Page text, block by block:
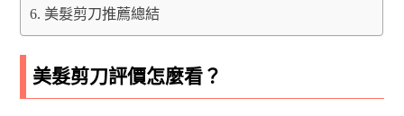
美髮剪刀推薦總結
美髮剪刀評價怎麼看？